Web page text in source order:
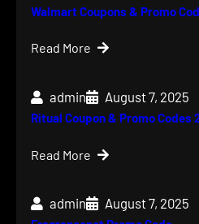
Walmart Coupons & Promo
Read More
admin August 7, 2025
Ritual Coupon & Promo Codes
Read More
admin August 7, 2025